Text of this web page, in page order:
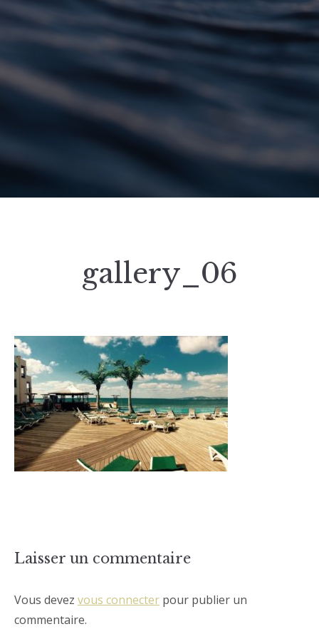
gallery_06
Laisser un commentaire
Vous devez vous connecter pour publier un
commentaire.